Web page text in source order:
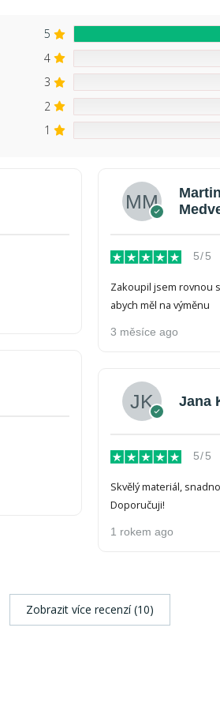
5
4
3
2
1
Martin
5/5
Zakoupil jsem rovnou
abych měl na výměnu
3 měsíce ago
Jana
5/5
Skvělý materiál,
Doporučuji!
1 rokem ago
Zobrazit více recenzí (10)